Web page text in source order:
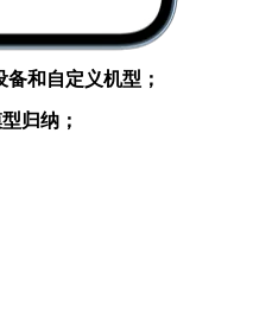
和自定义机型；
归纳；